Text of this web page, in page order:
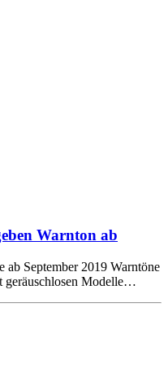
Warnton ab
ab September 2019 Warntöne
geräuschlosen Modelle…